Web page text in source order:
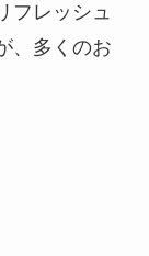
フレッシュ
、多くのお